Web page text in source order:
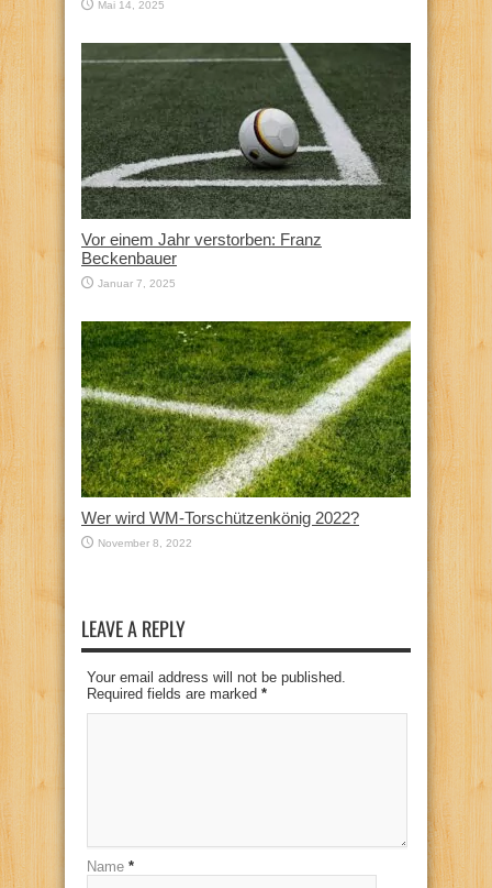
Mai 14, 2025
Vor einem Jahr verstorben: Franz
Beckenbauer
Januar 7, 2025
Wer wird WM-Torschützenkönig 2022?
November 8, 2022
LEAVE A REPLY
Your email address will not be published.
Required fields are marked *
Name *